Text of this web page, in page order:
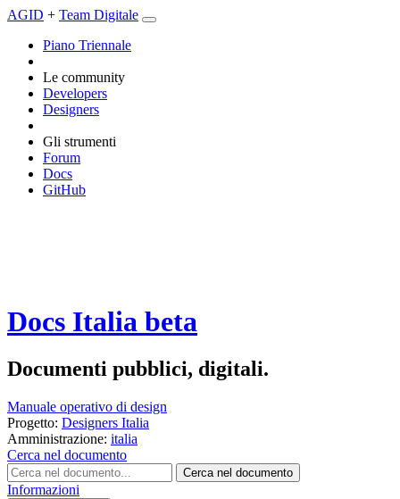
AGID + Team Digitale
Piano Triennale
Le community
Developers
Designers
Gli strumenti
Forum
Docs
GitHub
Docs Italia beta
Documenti pubblici, digitali.
Manuale operativo di design
Progetto: Designers Italia
Amministrazione: italia
Cerca nel documento
Cerca nel documento
Informazioni